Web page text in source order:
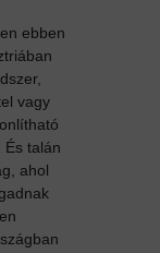
ebben
vagy
És talán
ahol